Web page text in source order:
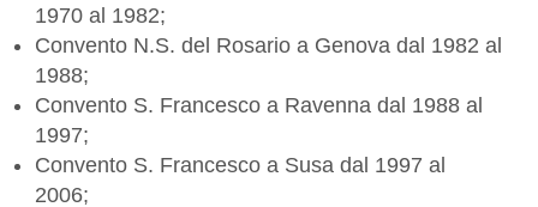
1970 al 1982;
Convento N.S. del Rosario a Genova dal 1982 al
1988;
Convento S. Francesco a Ravenna dal 1988 al
1997;
Convento S. Francesco a Susa dal 1997 al
2006;